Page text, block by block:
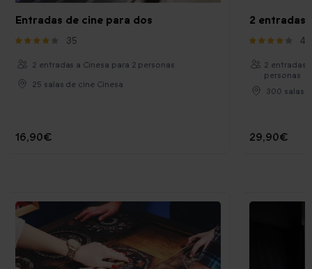
Entradas de cine para dos
35
2 entradas a Cinesa para 2 personas
25 salas de cine Cinesa
16,90€
2 entradas
40
2 entradas
personas
300 salas
29,90€